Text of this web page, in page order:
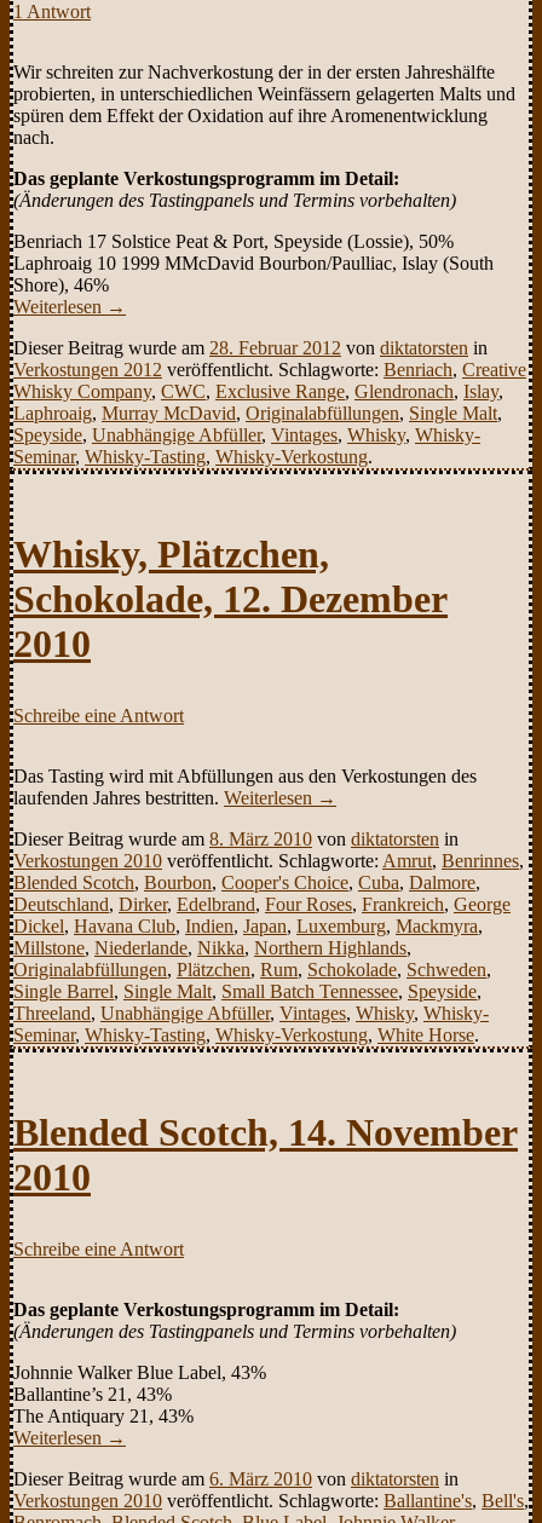
1 Antwort
Wir schreiten zur Nachverkostung der in der ersten Jahreshälfte
probierten, in unterschiedlichen Weinfässern gelagerten Malts und
spüren dem Effekt der Oxidation auf ihre Aromenentwicklung
nach.
Das geplante Verkostungsprogramm im Detail:
(Änderungen des Tastingpanels und Termins vorbehalten)
Benriach 17 Solstice Peat & Port, Speyside (Lossie), 50%
Laphroaig 10 1999 MMcDavid Bourbon/Paulliac, Islay (South
Shore), 46%
Weiterlesen →
Dieser Beitrag wurde am 28. Februar 2012 von diktatorsten in
Verkostungen 2012 veröffentlicht. Schlagworte: Benriach, Creative
Whisky Company, CWC, Exclusive Range, Glendronach, Islay,
Laphroaig, Murray McDavid, Originalabfüllungen, Single Malt,
Speyside, Unabhängige Abfüller, Vintages, Whisky, Whisky-
Seminar, Whisky-Tasting, Whisky-Verkostung.
Whisky, Plätzchen,
Schokolade, 12. Dezember
2010
Schreibe eine Antwort
Das Tasting wird mit Abfüllungen aus den Verkostungen des
laufenden Jahres bestritten. Weiterlesen →
Dieser Beitrag wurde am 8. März 2010 von diktatorsten in
Verkostungen 2010 veröffentlicht. Schlagworte: Amrut, Benrinnes,
Blended Scotch, Bourbon, Cooper's Choice, Cuba, Dalmore,
Deutschland, Dirker, Edelbrand, Four Roses, Frankreich, George
Dickel, Havana Club, Indien, Japan, Luxemburg, Mackmyra,
Millstone, Niederlande, Nikka, Northern Highlands,
Originalabfüllungen, Plätzchen, Rum, Schokolade, Schweden,
Single Barrel, Single Malt, Small Batch Tennessee, Speyside,
Threeland, Unabhängige Abfüller, Vintages, Whisky, Whisky-
Seminar, Whisky-Tasting, Whisky-Verkostung, White Horse.
Blended Scotch, 14. November
2010
Schreibe eine Antwort
Das geplante Verkostungsprogramm im Detail:
(Änderungen des Tastingpanels und Termins vorbehalten)
Johnnie Walker Blue Label, 43%
Ballantine’s 21, 43%
The Antiquary 21, 43%
Weiterlesen →
Dieser Beitrag wurde am 6. März 2010 von diktatorsten in
Verkostungen 2010 veröffentlicht. Schlagworte: Ballantine's, Bell's,